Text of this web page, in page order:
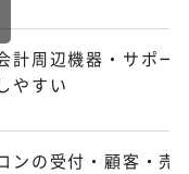
計周辺機器・サポー
やすい
ンの受付・顧客・売